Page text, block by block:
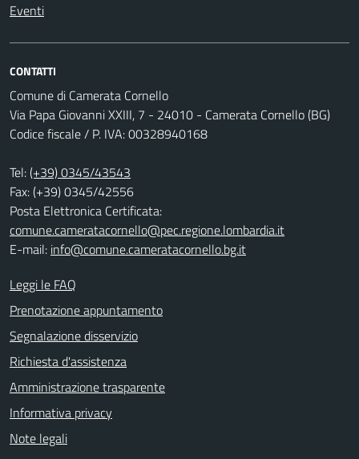
Eventi
CONTATTI
Comune di Camerata Cornello
Via Papa Giovanni XXIII, 7 - 24010 - Camerata Cornello (BG)
Codice fiscale / P. IVA: 00328940168
Tel:(+39) 0345/43543
Fax: (+39) 0345/42556
Posta Elettronica Certificata:
comune.cameratacornello@pec.regione.lombardia.it
E-mail: info@comune.cameratacornello.bg.it
Leggi le FAQ
Prenotazione appuntamento
Segnalazione disservizio
Richiesta d'assistenza
Amministrazione trasparente
Informativa privacy
Note legali